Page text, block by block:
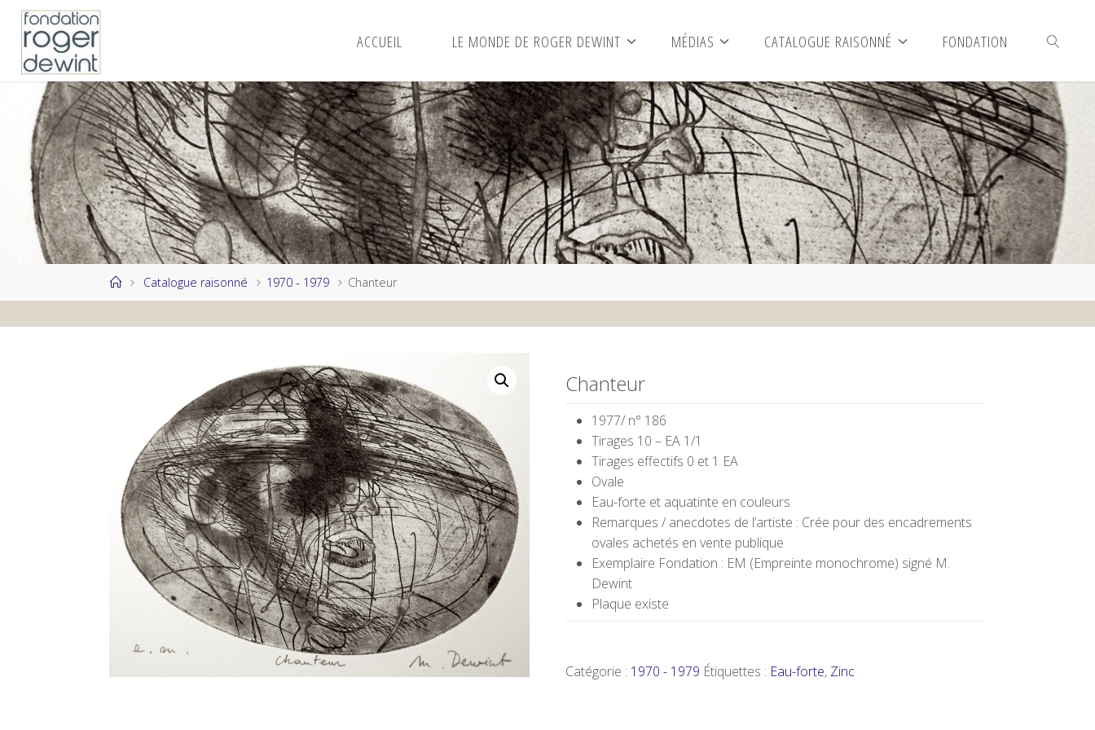
Skip
content
ACCUEIL LE MONDE DE ROGER DEWINT MÉDIAS CATALOGUE RAISONNÉ FONDATION
SEARCH
HomeCatalogue raisonné 1970 - 1979 Chanteur
Chanteur
1977/ n° 186
Tirages 10 – EA 1/1
Tirages effectifs 0 et 1 EA
Ovale
Eau-forte et aquatinte en couleurs
Remarques / anecdotes de l’artiste : Crée pour des encadrements
ovales achetés en vente publique
Exemplaire Fondation : EM (Empreinte monochrome) signé M.
Dewint
Plaque existe
Catégorie : 1970 - 1979 Étiquettes : Eau-forte, Zinc